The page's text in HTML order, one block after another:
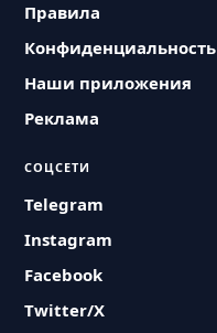
Правила
Конфиденциальность
Наши приложения
Реклама
СОЦСЕТИ
Telegram
Instagram
Facebook
Twitter/X